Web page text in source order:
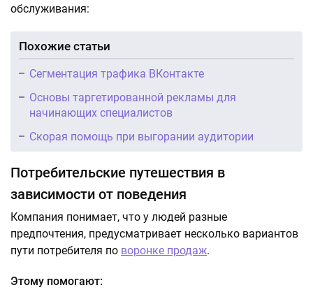
обслуживания:
Похожие статьи
Сегментация трафика ВКонтакте
Основы таргетированной рекламы для
начинающих специалистов
Скорая помощь при выгорании аудитории
Потребительские путешествия в
зависимости от поведения
Компания понимает, что у людей разные
предпочтения, предусматривает несколько вариантов
пути потребителя по воронке продаж.
Этому помогают: